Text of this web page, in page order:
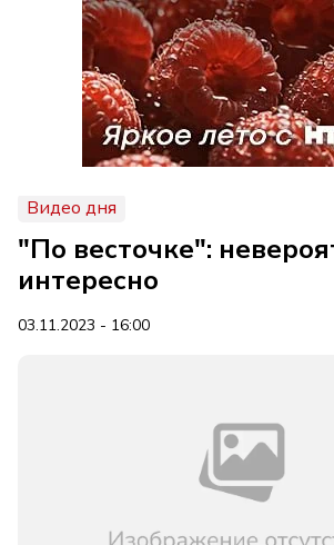
Видео дня
"По весточке":
интересно
03.11.2023 - 16:00